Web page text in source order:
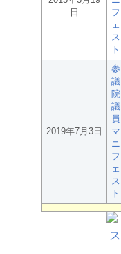
日
フ
ェ
ス
ト
2019年7月3日
参
議
院
議
員
マ
ニ
フ
ェ
ス
ト